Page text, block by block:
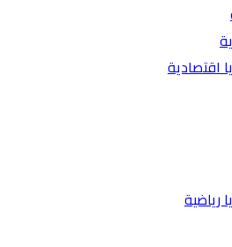
اقتصادية
رياضية